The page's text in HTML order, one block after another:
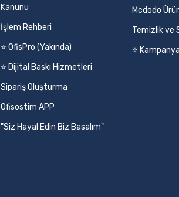
Kanunu
İşlem Rehberi
⭐ OfisPro (Yakında)
⭐ Dijital Baskı Hizmetleri
Sipariş Oluşturma
Ofisostim APP
"Siz Hayal Edin Biz Basalım"
Mcdodo
Temizlik ve
⭐